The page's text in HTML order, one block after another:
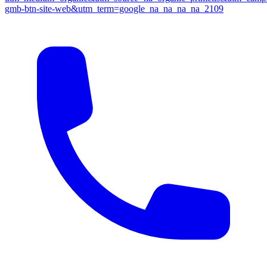
gmb-btn-site-web&utm_term=google_na_na_na_na_2109